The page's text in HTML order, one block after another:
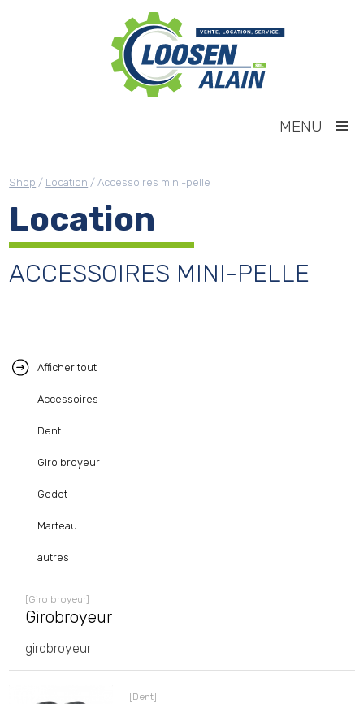
MENU
Shop / Location / Accessoires mini-pelle
Location
ACCESSOIRES MINI-PELLE
Afficher tout
Accessoires
Dent
Giro broyeur
Godet
Marteau
autres
[Giro broyeur]
Girobroyeur
girobroyeur
[Dent]